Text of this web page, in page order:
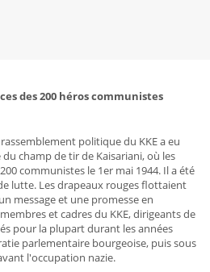
des 200 héros communistes
politique du KKE a eu
champ de tir de Kaisariani, où les
communistes le 1er mai 1944. Il a été
lutte. Les drapeaux rouges flottaient
message et une promesse en
et cadres du KKE, dirigeants de
pour la plupart durant les années
parlementaire bourgeoise, puis sous
l'occupation nazie.